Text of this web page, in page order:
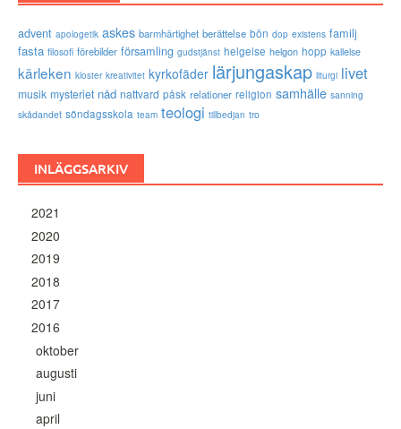
advent apologetik askes barmhärtighet berättelse bön dop existens familj
fasta filosofi förebilder församling gudstjänst helgelse helgon hopp kallelse
kärleken kloster kreativitet kyrkofäder lärjungaskap liturgi livet
musik mysteriet nåd nattvard påsk relationer religion samhälle sanning
skådandet söndagsskola team teologi tillbedjan tro
INLÄGGSARKIV
2021
2020
2019
2018
2017
2016
oktober
augusti
juni
april